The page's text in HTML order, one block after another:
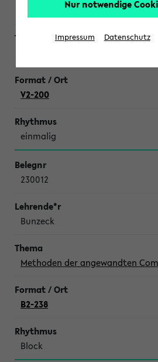
V2-200
einmalig
230012
Bunzeck
Methoden der angewandten
B2-238
Block
Nur notwendige
Impressum Datenschutz